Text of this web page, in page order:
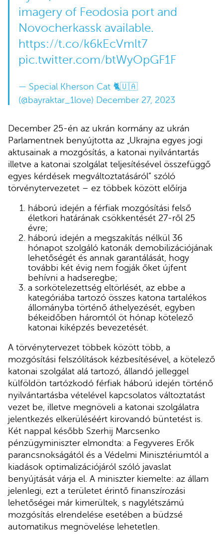
imagery of Feodosia port and
Novocherkassk available.
https://t.co/k6kEcVmlt7
pic.twitter.com/btWyOpGF1F
— Special Kherson Cat 🐈🇺🇦
(@bayraktar_1love) December 27, 2023
December 25-én az ukrán kormány az ukrán
Parlamentnek benyújtotta az „Ukrajna egyes jogi
aktusainak a mozgósítás, a katonai nyilvántartás
illetve a katonai szolgálat teljesítésével összefüggő
egyes kérdések megváltoztatásáról” szóló
törvénytervezetet – ez többek között előírja
háború idején a férfiak mozgósítási felső
életkori határának csökkentését 27-ről 25
évre;
háború idején a megszakítás nélkül 36
hónapot szolgáló katonák demobilizációjának
lehetőségét és annak garantálását, hogy
további két évig nem fogják őket újfent
behívni a hadseregbe;
a sorkötelezettség eltörlését, az ebbe a
kategóriába tartozó összes katona tartalékos
állományba történő áthelyezését, egyben
békeidőben háromtól öt hónap kötelező
katonai kiképzés bevezetését.
A törvénytervezet többek között több, a
mozgósítási felszólítások kézbesítésével, a kötelező
katonai szolgálat alá tartozó, állandó jelleggel
külföldön tartózkodó férfiak háború idején történő
nyilvántartásba vételével kapcsolatos változtatást
vezet be, illetve megnöveli a katonai szolgálatra
jelentkezés elkerüléséért kirovandó büntetést is.
Két nappal később Szerhij Marcsenko
pénzügyminiszter elmondta: a Fegyveres Erők
parancsnokságától és a Védelmi Minisztériumtól a
kiadások optimalizációjáról szóló javaslat
benyújtását várja el. A miniszter kiemelte: az állam
jelenlegi, ezt a területet érintő finanszírozási
lehetőségei már kimerültek, s nagylétszámú
mozgósítás elrendelése esetében a büdzsé
automatikus megnövelése lehetetlen.